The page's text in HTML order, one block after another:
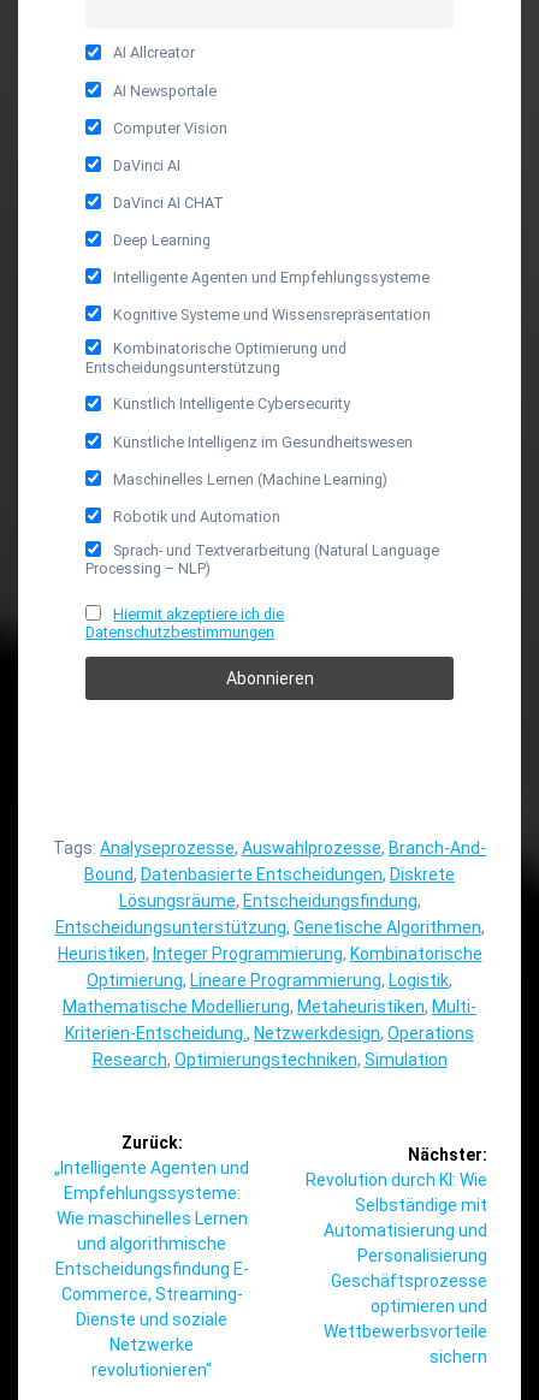
AI Allcreator
AI Newsportale
Computer Vision
DaVinci AI
DaVinci AI CHAT
Deep Learning
Intelligente Agenten und Empfehlungssysteme
Kognitive Systeme und Wissensrepräsentation
Kombinatorische Optimierung und
Entscheidungsunterstützung
Künstlich Intelligente Cybersecurity
Künstliche Intelligenz im Gesundheitswesen
Maschinelles Lernen (Machine Learning)
Robotik und Automation
Sprach- und Textverarbeitung (Natural Language
Processing – NLP)
Hiermit akzeptiere ich die
Datenschutzbestimmungen
Tags: Analyseprozesse, Auswahlprozesse, Branch-And-
Bound, Datenbasierte Entscheidungen, Diskrete
Lösungsräume, Entscheidungsfindung,
Entscheidungsunterstützung, Genetische Algorithmen,
Heuristiken, Integer Programmierung, Kombinatorische
Optimierung, Lineare Programmierung, Logistik,
Mathematische Modellierung, Metaheuristiken, Multi-
Kriterien-Entscheidung. , Netzwerkdesign, Operations
Research, Optimierungstechniken, Simulation
Beitragsnavigation
Zurück:
Vorheriger
Beitrag:
„Intelligente Agenten und
Empfehlungssysteme:
Wie maschinelles Lernen
und algorithmische
Entscheidungsfindung E-
Commerce, Streaming-
Dienste und soziale
Netzwerke
revolutionieren“
Nächster:
Nächster
Beitrag:
Revolution durch KI: Wie
Selbständige mit
Automatisierung und
Personalisierung
Geschäftsprozesse
optimieren und
Wettbewerbsvorteile
sichern